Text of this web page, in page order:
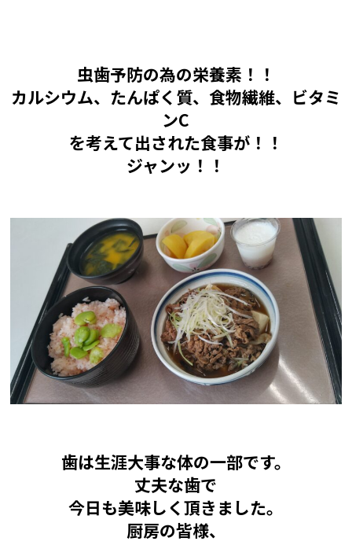
虫歯予防の為の栄養素！！
カルシウム、たんぱく質、食物繊維、ビタミ
ンC
を考えて出された食事が！！
ジャンッ！！
歯は生涯大事な体の一部です。
丈夫な歯で
今日も美味しく頂きました。
厨房の皆様、